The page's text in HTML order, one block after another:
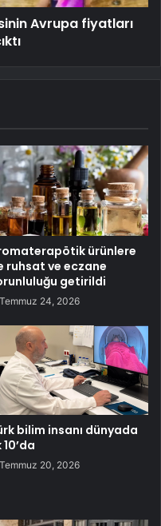
Avrupa fiyatları
ürünlere
ruhsat ve eczane
getirildi
Temmuz 24, 2026
bilim insanı dünyada
10’da
Temmuz 20, 2026